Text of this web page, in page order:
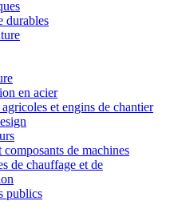
durables
en acier
et engins de chantier
de machines
de chauffage et de
publics